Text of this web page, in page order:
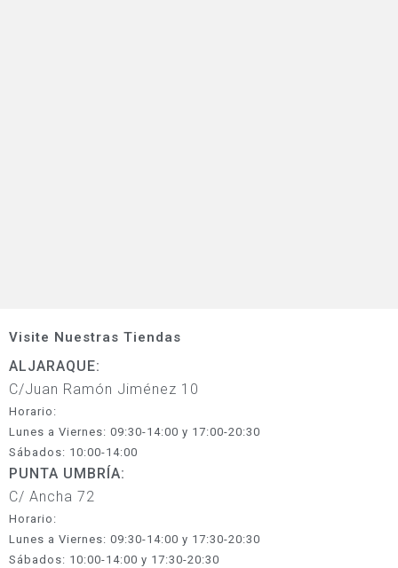
Visite Nuestras Tiendas
ALJARAQUE:
C/Juan Ramón Jiménez 10
Horario:
Lunes a Viernes: 09:30-14:00 y 17:00-20:30
Sábados: 10:00-14:00
PUNTA UMBRÍA:
C/ Ancha 72
Horario:
Lunes a Viernes: 09:30-14:00 y 17:30-20:30
Sábados: 10:00-14:00 y 17:30-20:30